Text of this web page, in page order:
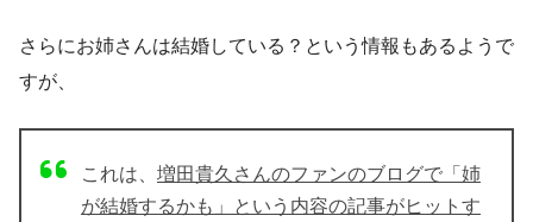
さらにお姉さんは結婚している？という情報もあるようで
すが、
これは、 増田貴久さんのファンのブログで「姉
が結婚するかも」という内容の記事がヒットす